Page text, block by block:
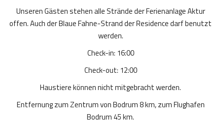
Unseren Gästen stehen alle Strände der Ferienanlage Aktur
offen. Auch der Blaue Fahne-Strand der Residence darf benutzt
werden.
Check-in: 16:00
Check-out: 12:00
Haustiere können nicht mitgebracht werden.
Entfernung zum Zentrum von Bodrum 8 km, zum Flughafen
Bodrum 45 km.